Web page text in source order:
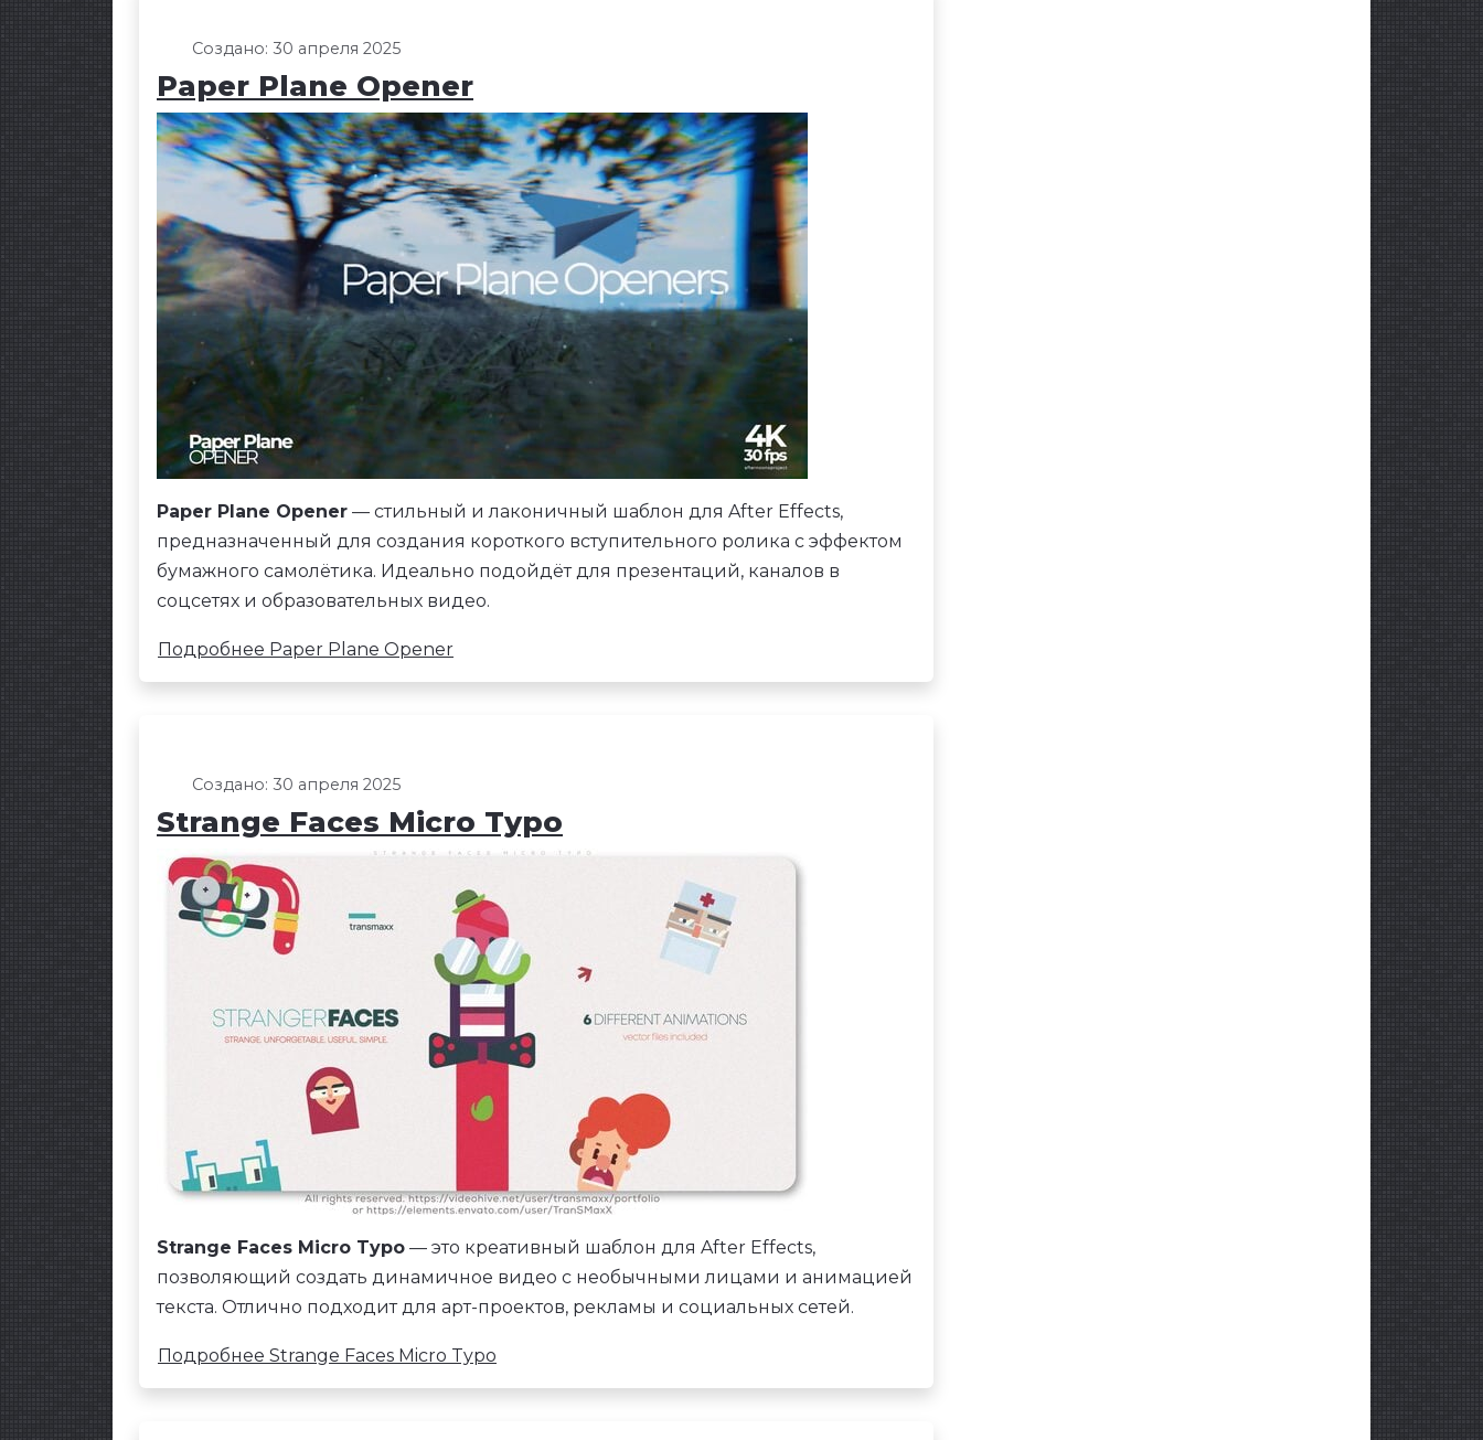
Создано: 30 апреля 2025
Paper Plane Opener
Paper Plane Opener — стильный и лаконичный шаблон для After Effects,
предназначенный для создания короткого вступительного ролика с эффектом
бумажного самолётика. Идеально подойдёт для презентаций, каналов в
соцсетях и образовательных видео.
Подробнее Paper Plane Opener
Создано: 30 апреля 2025
Strange Faces Micro Typo
Strange Faces Micro Typo — это креативный шаблон для After Effects,
позволяющий создать динамичное видео с необычными лицами и анимацией
текста. Отлично подходит для арт-проектов, рекламы и социальных сетей.
Подробнее Strange Faces Micro Typo